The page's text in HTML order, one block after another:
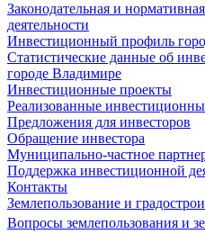
Законодательная и
деятельности
Инвестиционный профиль
Статистические данные об
городе Владимире
Инвестиционные проекты
Реализованные
Предложения для инвесторов
Обращение инвестора
Муниципально-частное
Поддержка инвестиционной
Контакты
Землепользование и
Вопросы землепользования и